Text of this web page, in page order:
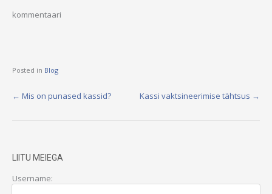
kommentaari
Posted in Blog
Post
← Mis on punased kassid? Kassi vaktsineerimise tähtsus →
LIITU MEIEGA
Username: